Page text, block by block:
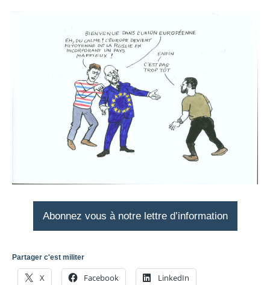
Abonnez vous à notre lettre d’information
Partager c'est militer
X Facebook LinkedIn